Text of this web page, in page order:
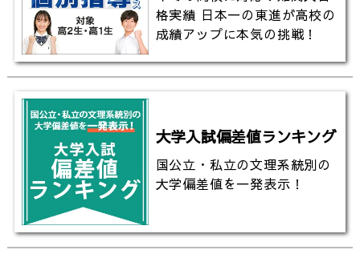
格実績 日本一の東進が高校の
成績アップに本気の挑戦！
大学入試偏差値ランキング
国公立・私立の文理系統別の
大学偏差値を一発表示！